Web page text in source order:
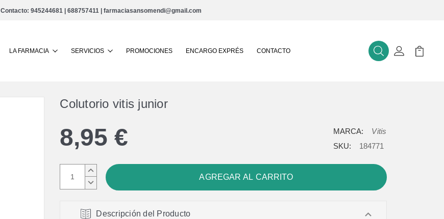
Contacto: 945244681 | 688757411 | farmaciasansomendi@gmail.com
LA FARMACIA SERVICIOS PROMOCIONES ENCARGO EXPRÉS CONTACTO BuscarMi Cuenta
Mi
Colutorio vitis junior
8,95 €
AUMENTAR
CANTIDAD:
DISMINUIR
CANTIDAD:
MARCA:
Vitis
SKU:
184771
Descripción del Producto